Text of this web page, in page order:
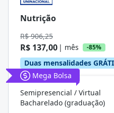
Nutrição
R$ 906,25
R$ 137,00 | mês -85%
Duas mensalidades
Mega Bolsa
Semipresencial / Virtual
Bacharelado (graduação)